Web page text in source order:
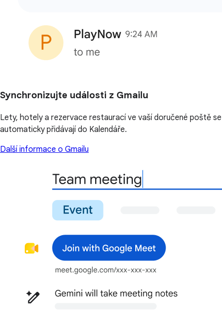
Synchronizujte události z Gmailu
Lety, hotely a rezervace restaurací ve vaší doručené poště se
automaticky přidávají do Kalendáře.
Další informace o Gmailu